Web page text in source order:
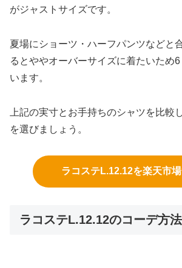
がジャストサイズです。
夏場にショーツ・ハーフパンツなどと
るとややオーバーサイズに着たいため
います。
上記の実寸とお手持ちのシャツを比較
を選びましょう。
ラコステL.12.12を楽天市
ラコステL.12.12のコーデ方法